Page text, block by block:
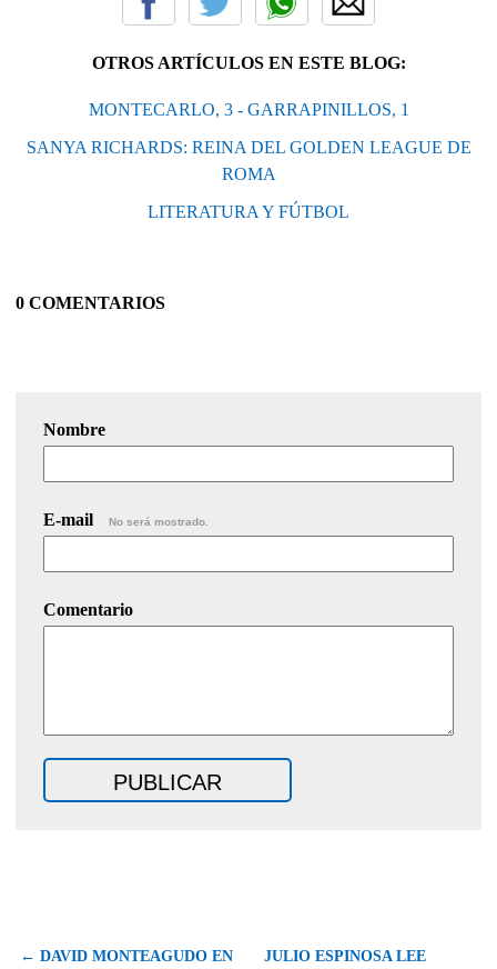
OTROS ARTÍCULOS EN ESTE BLOG:
MONTECARLO, 3 - GARRAPINILLOS, 1
SANYA RICHARDS: REINA DEL GOLDEN LEAGUE DE
ROMA
LITERATURA Y FÚTBOL
0 COMENTARIOS
Nombre
E-mail No será mostrado.
Comentario
← DAVID MONTEAGUDO EN JULIO ESPINOSA LEE